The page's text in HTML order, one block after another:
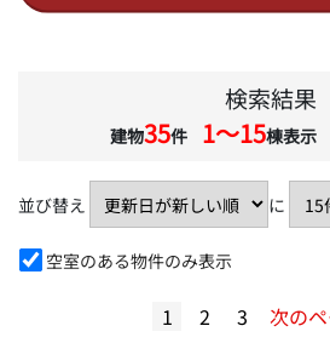
検索結果
建物35件 1〜15棟表示
並び替え に
空室のある物件のみ表示
1 2 3 次の